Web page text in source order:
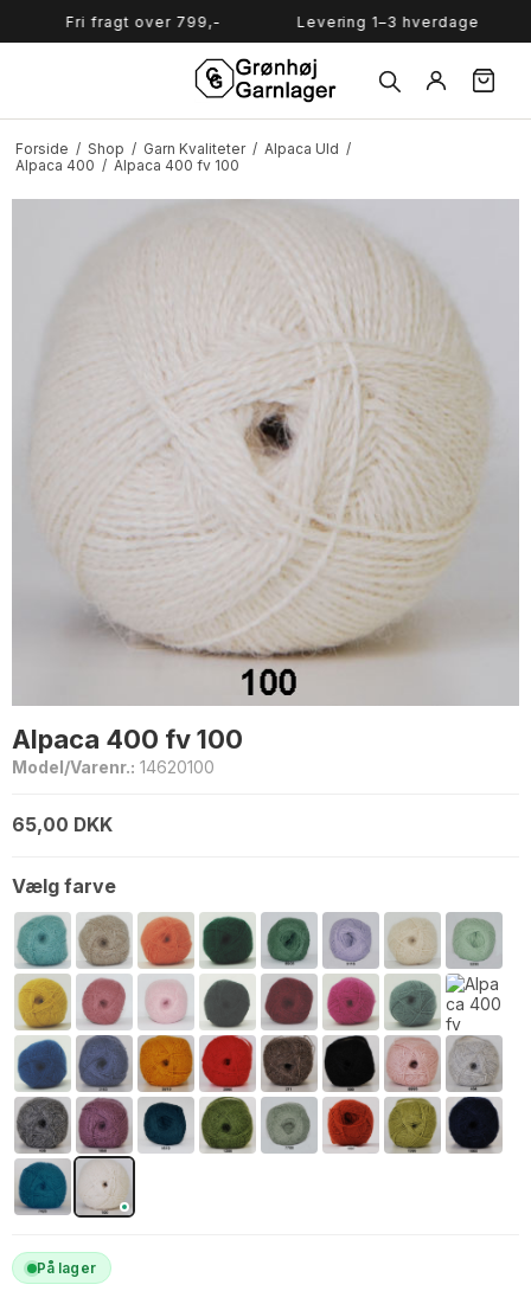
Fri fragt over 799,- Levering 1–3 hverdage
Forside / Shop / Garn Kvaliteter / Alpaca Uld /
Alpaca 400 / Alpaca 400 fv 100
Alpaca 400 fv 100
Model/Varenr.: 14620100
65,00 DKK
Vælg farve
På lager